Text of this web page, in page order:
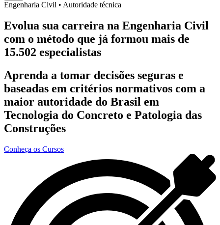
Engenharia Civil • Autoridade técnica
Evolua sua carreira na Engenharia Civil
com o método que já formou mais de
15.502 especialistas
Aprenda a tomar decisões seguras e
baseadas em critérios normativos com a
maior autoridade do Brasil em
Tecnologia do Concreto e Patologia das
Construções
Conheça os Cursos